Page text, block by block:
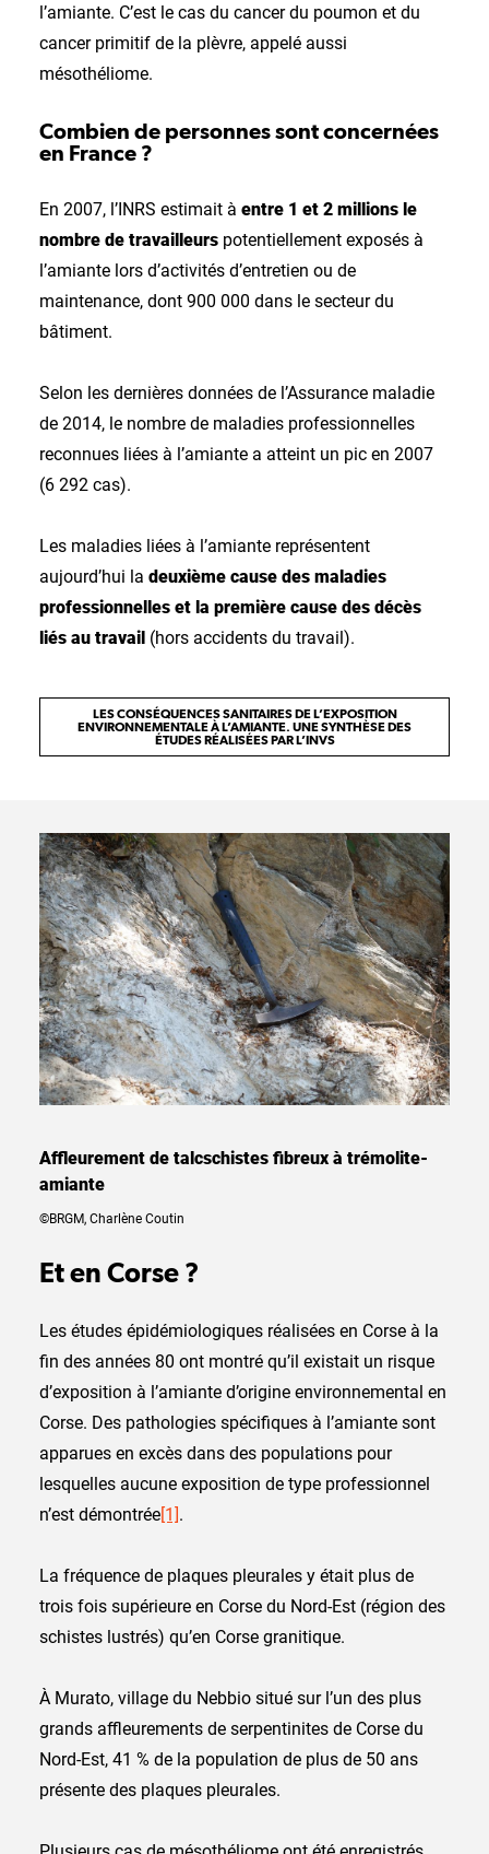
l’amiante. C’est le cas du cancer du poumon et du
cancer primitif de la plèvre, appelé aussi
mésothéliome.
Combien de personnes sont concernées
en France ?
En 2007, l’INRS estimait à entre 1 et 2 millions le
nombre de travailleurs potentiellement exposés à
l’amiante lors d’activités d’entretien ou de
maintenance, dont 900 000 dans le secteur du
bâtiment.
Selon les dernières données de l’Assurance maladie
de 2014, le nombre de maladies professionnelles
reconnues liées à l’amiante a atteint un pic en 2007
(6 292 cas).
Les maladies liées à l’amiante représentent
aujourd’hui la deuxième cause des maladies
professionnelles et la première cause des décès
liés au travail (hors accidents du travail).
LES CONSÉQUENCES SANITAIRES DE L’EXPOSITION
ENVIRONNEMENTALE À L’AMIANTE. UNE SYNTHÈSE DES
ÉTUDES RÉALISÉES PAR L’INVS
Affleurement de talcschistes fibreux à trémolite-
amiante
©BRGM, Charlène Coutin
Et en Corse ?
Les études épidémiologiques réalisées en Corse à la
fin des années 80 ont montré qu’il existait un risque
d’exposition à l’amiante d’origine environnemental en
Corse. Des pathologies spécifiques à l’amiante sont
apparues en excès dans des populations pour
lesquelles aucune exposition de type professionnel
n’est démontrée[1].
La fréquence de plaques pleurales y était plus de
trois fois supérieure en Corse du Nord-Est (région des
schistes lustrés) qu’en Corse granitique.
À Murato, village du Nebbio situé sur l’un des plus
grands affleurements de serpentinites de Corse du
Nord-Est, 41 % de la population de plus de 50 ans
présente des plaques pleurales.